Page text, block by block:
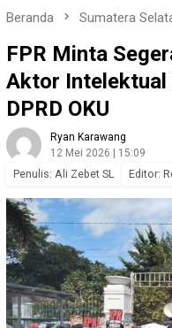
Beranda Sumatera
FPR Minta
Aktor Intelektual
DPRD OKU
Ryan Karawang
12 Mei 2026 | 15:09
Penulis: Ali Zebet SL Editor: